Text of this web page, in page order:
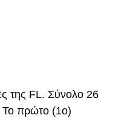
της FL. Σύνολο 26
Το πρώτο (1ο)